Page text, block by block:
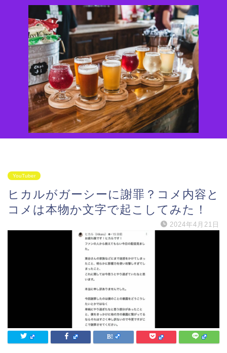
YouTuber
ヒカルがガーシーに謝罪？コメ内容と
コメは本物か文字で起こしてみた！
2024年4月21日